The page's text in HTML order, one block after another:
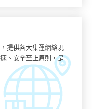
提供各大集運網絡現
、安全至上原則，是